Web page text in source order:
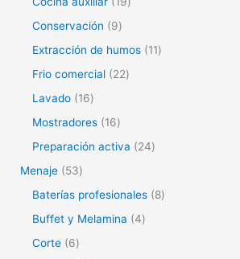
Conservación 9
Extracción de humos 11
Frio comercial 22
Lavado 16
Mostradores 16
Preparación activa 24
Menaje 53
Baterías profesionales 8
Buffet y Melamina 4
Corte 6